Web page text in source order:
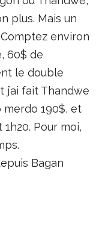
plus. Mais un
environ
60$ de
le double
j’ai fait Thandwe
merdo 190$, et
Pour moi,
Bagan